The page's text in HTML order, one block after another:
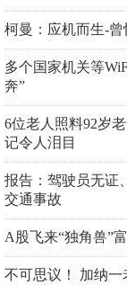
柯曼：应机而生-
多个国家机关等
奔”
6位老人照料92岁
记令人泪目
报告：驾驶员无证
交通事故
A股飞来“独角兽”
不可思议！ 加纳